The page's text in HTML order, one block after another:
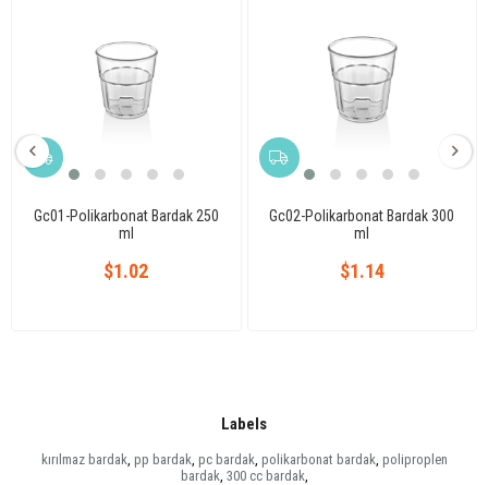
Gc01-Polikarbonat Bardak 250
ml
$1.02
Gc02-Polikarbonat Bardak 300
ml
$1.14
Labels
kırılmaz bardak pp bardak pc bardak polikarbonat bardak poliproplen
bardak 300 cc bardak